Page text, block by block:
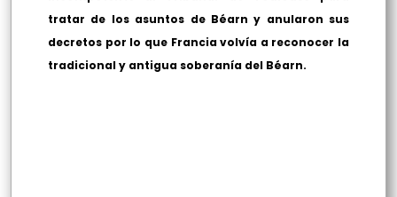
tratar de los asuntos de Béarn y anularon sus
decretos por lo que Francia volvía a reconocer la
tradicional y antigua soberanía del Béarn.